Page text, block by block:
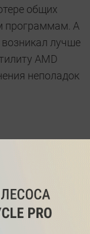
общих
программам. А
лучше
AMD
неполадок
11:
способов